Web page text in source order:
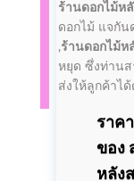
ร้านดอกไม้ห
ดอกไม้ แจกัน
,ร้านดอกไม้ห
หยุด ซึ่งท่านส
ส่งให้ลูกค้าได้
ราค
ของ
หลัง